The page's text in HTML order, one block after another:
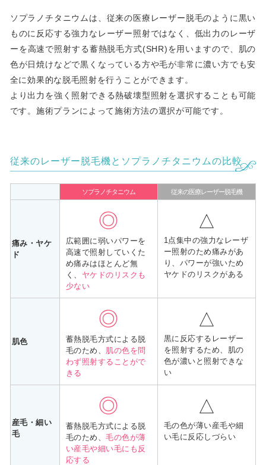
ソプラノチタニウムは、従来の医療レーザー脱毛のように黒い
ものに反応する強力なレーザー照射ではなく、低出力のレーザ
ーを高速で照射する蓄熱脱毛方式(SHR)を用いますので、肌の
色が日焼けなどで黒くなっている方や毛が非常に濃い方でも安
全に効果的な脱毛照射を行うことができます。
より出力を強く照射できる熱破壊型照射を選択することも可能
です。施術プランによって施術方法の選択が可能です。
従来のレーザー脱毛機とソプラノチタニウムの比較
ソプラノチタニウム 従来の医療レーザー脱毛機
痛み・ヤケ
ド
◎
広範囲に弱いパワーを
高速で照射していくた
め痛みはほとんど無
く、 ヤケドのリスクも
少ない
△
1点集中の強力なレーザ
ー照射のため痛みがあ
り、パワーが強いため
ヤケドのリスクがある
肌色
◎
蓄熱脱毛方式による脱
毛のため、 肌の色を問
わず照射することがで
きる
△
黒に反応するレーザー
を照射するため、肌の
色が濃いと照射できな
い
産毛・細い
毛
◎
蓄熱脱毛方式による脱
毛のため、毛の色が薄
い産毛や細い毛にも反
応する
△
毛の色が薄い産毛や細
い毛に反応しづらい